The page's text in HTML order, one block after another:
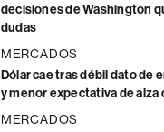
decisiones de Washington
dudas
MERCADOS
Dólar cae tras débil dato de
y menor expectativa de alza
MERCADOS